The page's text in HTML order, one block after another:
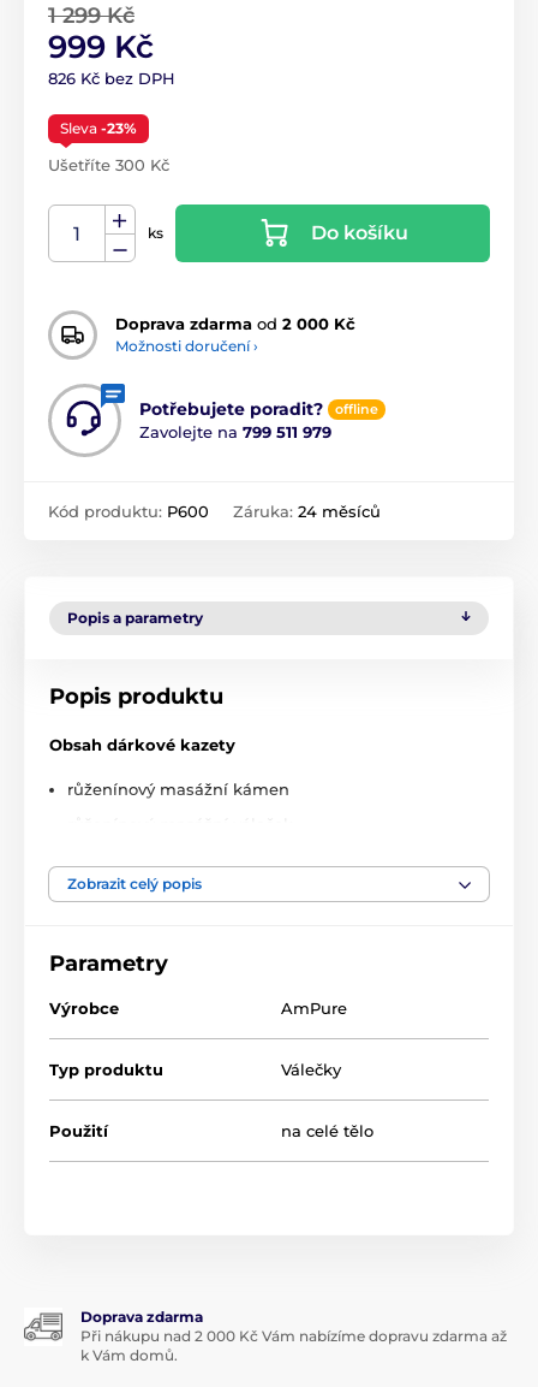
1 299 Kč
999 Kč
826 Kč bez DPH
Sleva -23%
Ušetříte 300 Kč
ks Do košíku
Doprava zdarma od 2 000 Kč
Možnosti doručení ›
Potřebujete poradit? offline
Zavolejte na 799 511 979
Kód produktu: P600 Záruka: 24 měsíců
Popis a parametry
Popis produktu
Obsah dárkové kazety
růženínový masážní kámen
stylový cestovní obal
chrání pokožku proti stárnutí
zmírňuje napětí obličeje
zabraňuje vzniku jemných linek a vrásek
neinvazivní jehličky o délce 0,25 mm
Zobrazit celý popis
Parametry
Výrobce AmPure
Typ produktu Válečky
Použití na celé tělo
Doprava zdarma
Při nákupu nad 2 000 Kč Vám nabízíme dopravu zdarma až
k Vám domů.